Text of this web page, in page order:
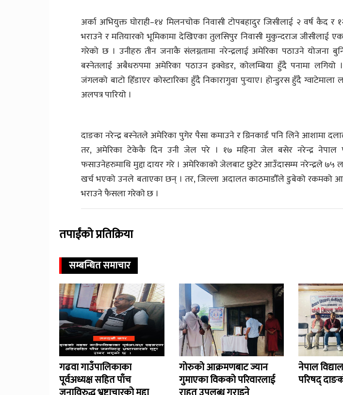
अर्का अभियुक्त घोराही–१४ मिलनचोक निवासी टोपबहादुर जिसीलाई २ वर्ष कैद र
भराउने र मतियारको भूमिकामा देखिएका तुलसिपुर निवासी मुकुन्दराज जीसीलाई
गरेको छ । उनीहरु तीन जनाकै संलग्नतामा नरेन्द्रलाई अमेरिका पठाउने योजना
बस्नेतलाई अबैधरुपमा अमेरिका पठाउन इक्वेडर, कोलम्बिया हुँदै पनामा लगियो
जंगलको बाटो हिँडाएर कोस्टारिका हुँदै निकारागुवा पुर्‍याए। होन्डुरस हुँदै
अलपत्र पारियो ।
दाङका नरेन्द्र बस्नेतले अमेरिका पुगेर पैसा कमाउने र ग्रिनकार्ड पनि लिने आशामा
तर, अमेरिका टेकेकै दिन उनी जेल परे । १७ महिना जेल बसेर नरेन्द्र
फसाउनेहरुमाथि मुद्दा दायर गरे । अमेरिकाको जेलबाट छुटेर आउँदासम्म नरेन्द्रले ७५
खर्च भएको उनले बताएका छन् । तर, जिल्ला अदालत काठमाडौँले डुबेको रकमको आधा
भराउने फैसला गरेको छ ।
तपाईंको प्रतिक्रिया
सम्बन्धित समाचार
गढवा गाउँपालिकाका
पूर्वअध्यक्ष सहित पाँच
गोरुको आक्रमणबाट ज्यान
गुमाएका विकको परिवारलाई
नेपाल
परिषद्